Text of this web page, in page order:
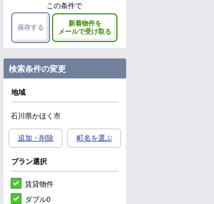
この条件で
保存する
新着物件を
メールで受け取る
検索条件の変更
地域
石川県かほく市
追加・削除 町名を選ぶ
プラン選択
賃貸物件
ダブル0